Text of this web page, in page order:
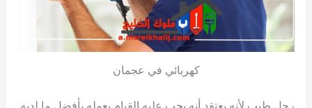
كهربائي في عجمان